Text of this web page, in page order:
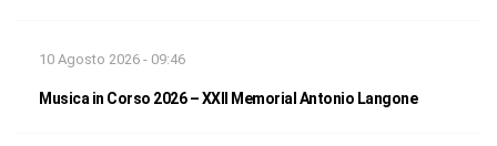
10 Agosto 2026 - 09:46
Musica in Corso 2026 – XXII Memorial Antonio Langone